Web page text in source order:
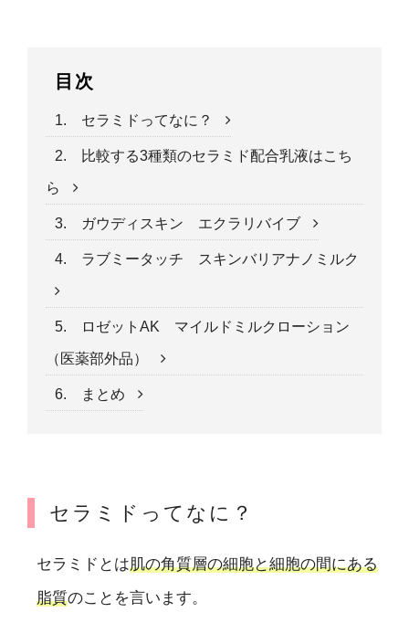
目次
1. セラミドってなに？
2. 比較する3種類のセラミド配合乳液はこち
ら
3. ガウディスキン エクラリバイブ
4. ラブミータッチ スキンバリアナノミルク
5. ロゼットAK マイルドミルクローション
（医薬部外品）
6. まとめ
セラミドってなに？
セラミドとは肌の角質層の細胞と細胞の間にある
脂質のことを言います。